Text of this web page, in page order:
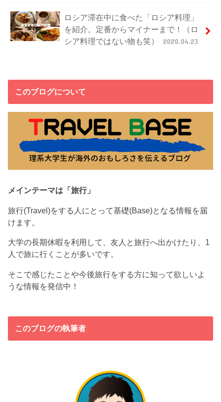
ロシア滞在中に食べた「ロシア料理」
を紹介。定番からマイナーまで！（ロ
シア料理ではない物も笑）
2020.04.23
このブログについて
メインテーマは「旅行」
旅行(Travel)をする人にとって基礎(Base)となる情報を届
けます。
大学の長期休暇を利用して、友人と旅行へ出かけたり、1
人で旅に行くことが多いです。
そこで感じたことや今後旅行をする方に知って欲しいよ
うな情報を発信中！
このブログの執筆者